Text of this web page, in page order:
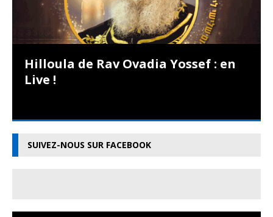
Hilloula de Rav Ovadia Yossef : en
Live !
SUIVEZ-NOUS SUR FACEBOOK